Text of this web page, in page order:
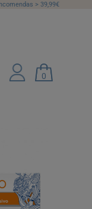
> 39,99€
0
Intensivo